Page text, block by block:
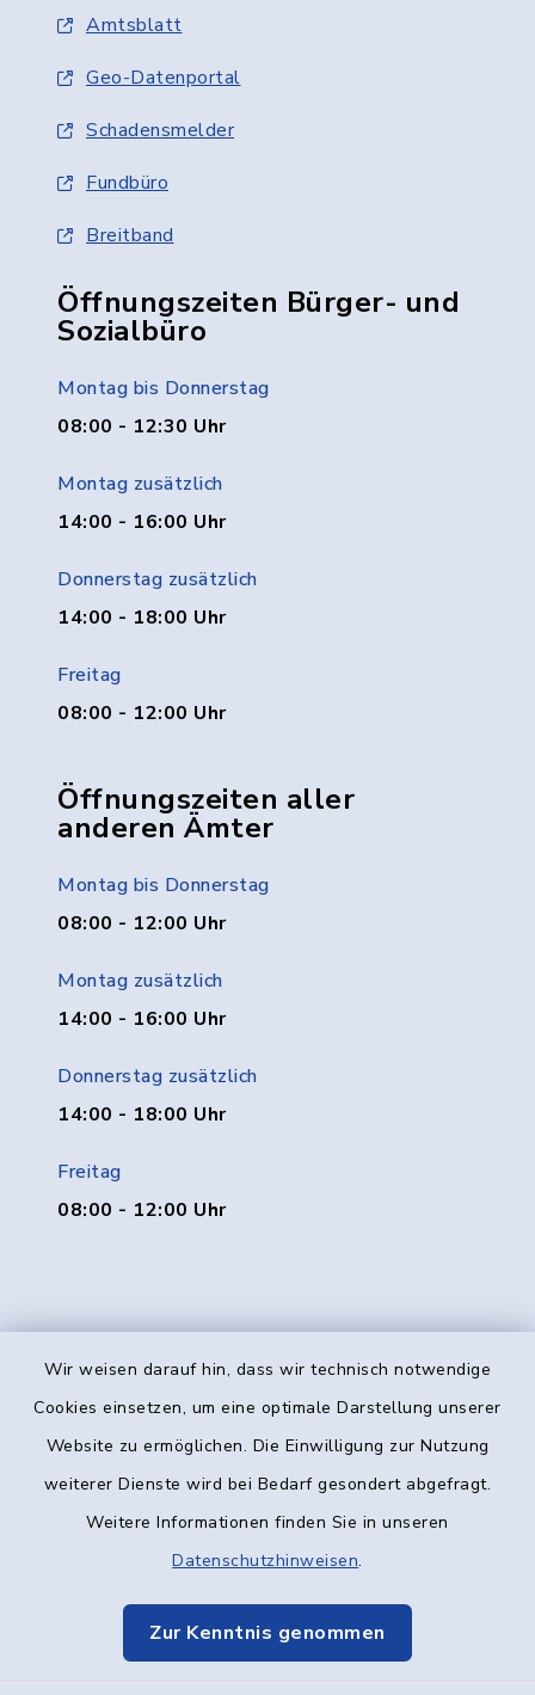
Wir weisen darauf hin, dass wir technisch notwendige
Cookies einsetzen, um eine optimale Darstellung unserer
Website zu ermöglichen. Die Einwilligung zur Nutzung
weiterer Dienste wird bei Bedarf gesondert abgefragt.
Weitere Informationen finden Sie in unseren
Datenschutzhinweisen.
Zur Kenntnis genommen
Amtsblatt
Geo-Datenportal
Schadensmelder
Fundbüro
Breitband
Öffnungszeiten Bürger- und
Sozialbüro
Montag bis Donnerstag
08:00 - 12:30 Uhr
Montag zusätzlich
14:00 - 16:00 Uhr
Donnerstag zusätzlich
14:00 - 18:00 Uhr
Freitag
08:00 - 12:00 Uhr
Öffnungszeiten aller
anderen Ämter
Montag bis Donnerstag
08:00 - 12:00 Uhr
Montag zusätzlich
14:00 - 16:00 Uhr
Donnerstag zusätzlich
14:00 - 18:00 Uhr
Freitag
08:00 - 12:00 Uhr
Kontakt
Datenschutz
Elektronische Kommunikation